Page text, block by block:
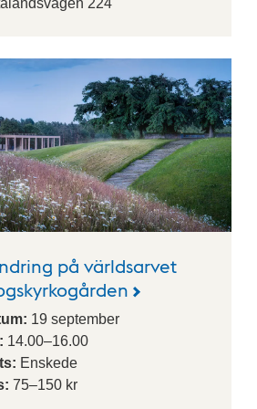
224
på världsarvet
19 september
14.00–16.00
Enskede
75–150 kr